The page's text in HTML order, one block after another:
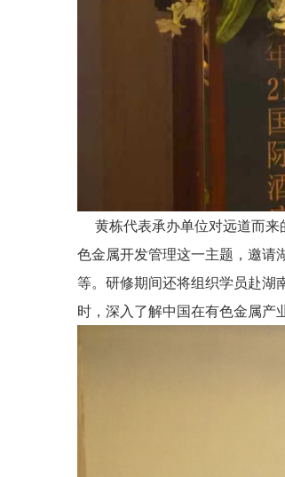
黄栋代表承办单位对远道而来
色金属开发管理这一主题，邀请
等。研修期间还将组织学员赴湖
时，深入了解中国在有色金属产